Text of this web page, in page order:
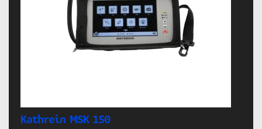
Kathrein MSK 150